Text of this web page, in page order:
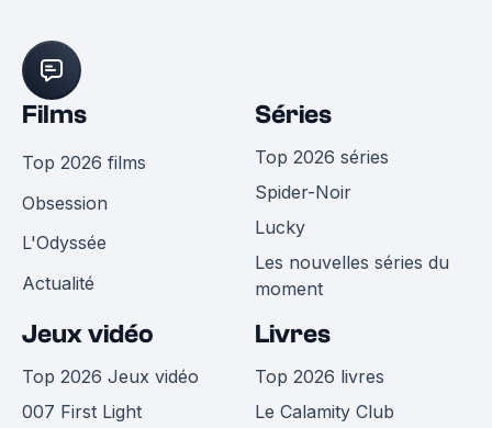
Films
Top 2026 films
Obsession
L'Odyssée
Actualité
Séries
Top 2026 séries
Spider-Noir
Lucky
Les nouvelles séries du
moment
Jeux vidéo
Top 2026 Jeux vidéo
007 First Light
Livres
Top 2026 livres
Le Calamity Club